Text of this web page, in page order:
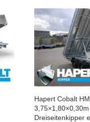
Hapert Cobalt
Dreiseitenkipper